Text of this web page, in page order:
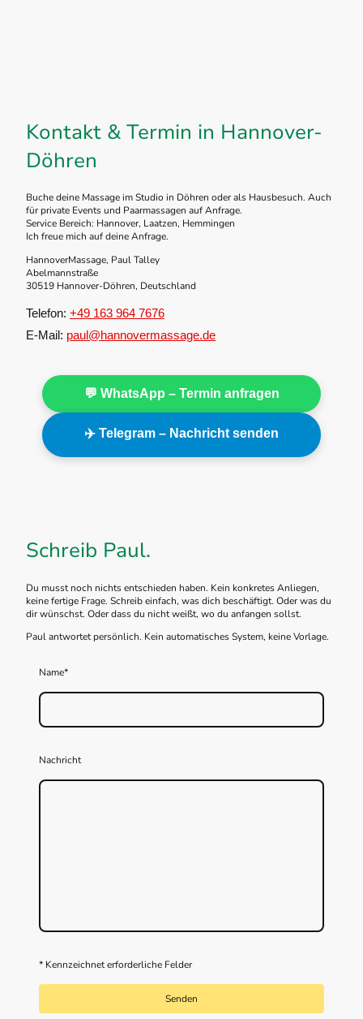
Kontakt & Termin in Hannover-
Döhren
Buche deine Massage im Studio in Döhren oder als Hausbesuch. Auch
für private Events und Paarmassagen auf Anfrage.
Service Bereich: Hannover, Laatzen, Hemmingen
Ich freue mich auf deine Anfrage.
HannoverMassage, Paul Talley
Abelmannstraße
30519 Hannover-Döhren, Deutschland
Telefon: +49 163 964 7676
E-Mail: paul@hannovermassage.de
💬 WhatsApp – Termin anfragen
✈️ Telegram – Nachricht senden
Schreib Paul.
Du musst noch nichts entschieden haben. Kein konkretes Anliegen,
keine fertige Frage. Schreib einfach, was dich beschäftigt. Oder was du
dir wünschst. Oder dass du nicht weißt, wo du anfangen sollst.
Paul antwortet persönlich. Kein automatisches System, keine Vorlage.
Name*
Nachricht
* Kennzeichnet erforderliche Felder
Senden